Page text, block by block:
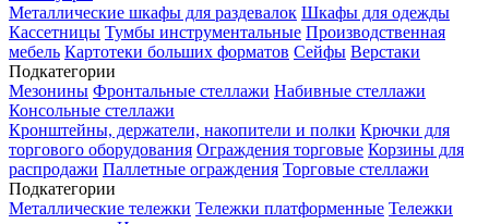
Металлические шкафы для раздевалок Шкафы для одежды
Кассетницы Тумбы инструментальные Производственная
мебель Картотеки больших форматов Сейфы Верстаки
Подкатегории
Мезонины Фронтальные стеллажи Набивные стеллажи
Консольные стеллажи
Кронштейны, держатели, накопители и полки Крючки для
торгового оборудования Ограждения торговые Корзины для
распродажи Паллетные ограждения Торговые стеллажи
Подкатегории
Металлические тележки Тележки платформенные Тележки